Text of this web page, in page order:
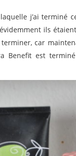
laquelle j’ai
ils
car
Benefit est